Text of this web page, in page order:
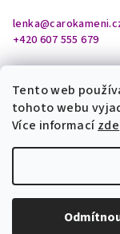
Tento web
tohoto webu
Více informacízde
lenka@
+420 607 555 679